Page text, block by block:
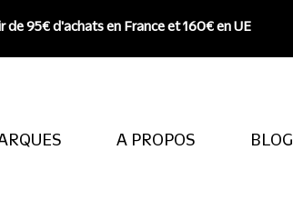
95€ d'achats en France et 160€ en UE
A PROPOS BLOG